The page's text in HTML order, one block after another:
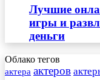
Лучшие
игры и
деньги
Облако тегов
актера актеров